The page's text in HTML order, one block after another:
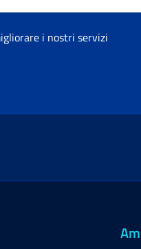
i nostri servizi